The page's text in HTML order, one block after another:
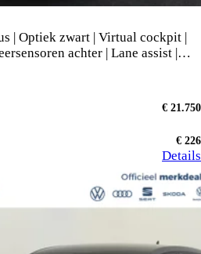
| Optiek zwart | Virtual cockpit |
achter | Lane assist |
€ 21.750
€ 226
Details